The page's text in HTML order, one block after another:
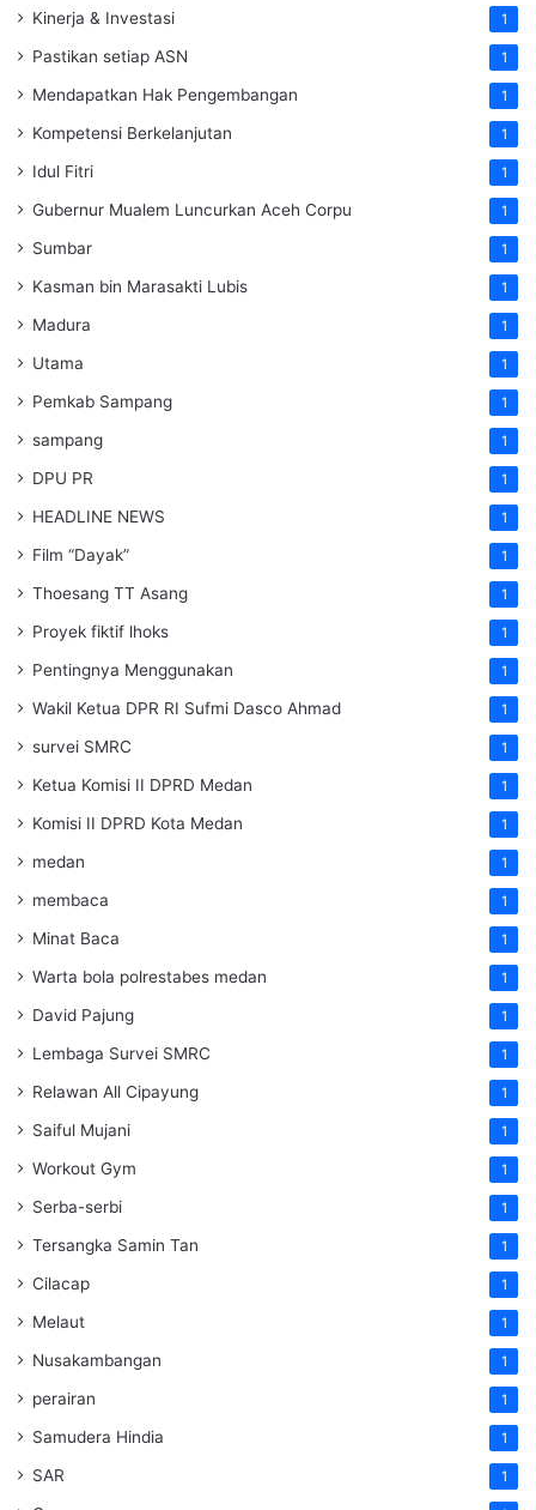
Kinerja & Investasi 1
Pastikan setiap ASN 1
Mendapatkan Hak Pengembangan 1
Kompetensi Berkelanjutan 1
Idul Fitri 1
Gubernur Mualem Luncurkan Aceh Corpu 1
Sumbar 1
Kasman bin Marasakti Lubis 1
Madura 1
Utama 1
Pemkab Sampang 1
sampang 1
DPU PR 1
HEADLINE NEWS 1
Film “Dayak” 1
Thoesang TT Asang 1
Proyek fiktif lhoks 1
Pentingnya Menggunakan 1
Wakil Ketua DPR RI Sufmi Dasco Ahmad 1
survei SMRC 1
Ketua Komisi II DPRD Medan 1
Komisi II DPRD Kota Medan 1
medan 1
membaca 1
Minat Baca 1
Warta bola polrestabes medan 1
David Pajung 1
Lembaga Survei SMRC 1
Relawan All Cipayung 1
Saiful Mujani 1
Workout Gym 1
Serba-serbi 1
Tersangka Samin Tan 1
Cilacap 1
Melaut 1
Nusakambangan 1
perairan 1
Samudera Hindia 1
SAR 1